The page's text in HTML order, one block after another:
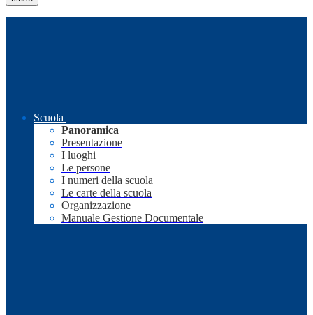
Scuola
Panoramica
Presentazione
I luoghi
Le persone
I numeri della scuola
Le carte della scuola
Organizzazione
Manuale Gestione Documentale